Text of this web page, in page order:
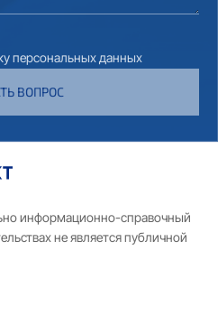
персональных данных
ВОПРОС
информационно-справочный
не является публичной